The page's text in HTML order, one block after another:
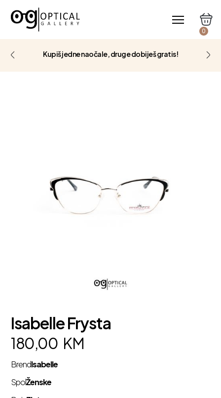
0
Kupiš jedne naočale, druge dobiješ gratis!
Isabelle Frysta
180,00 KM
BrendIsabelle
SpolŽenske